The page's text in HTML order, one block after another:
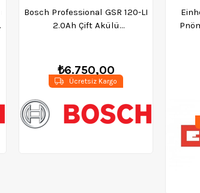
Bosch Professional GSR 120-LI
2.0Ah Çift Akülü
₺6.750,00
Ücretsiz Kargo